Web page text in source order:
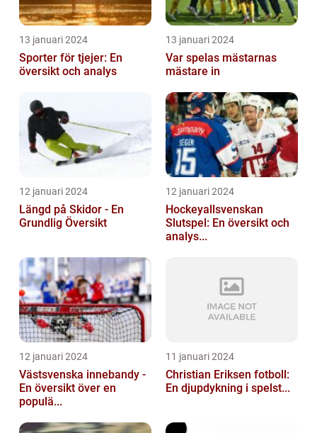
13 januari 2024
Sporter för tjejer: En
översikt och analys
13 januari 2024
Var spelas mästarnas
mästare in
12 januari 2024
Längd på Skidor - En
Grundlig Översikt
12 januari 2024
Hockeyallsvenskan
Slutspel: En översikt och
analys...
12 januari 2024
Västsvenska innebandy -
En översikt över en
populä...
11 januari 2024
Christian Eriksen fotboll:
En djupdykning i spelst...